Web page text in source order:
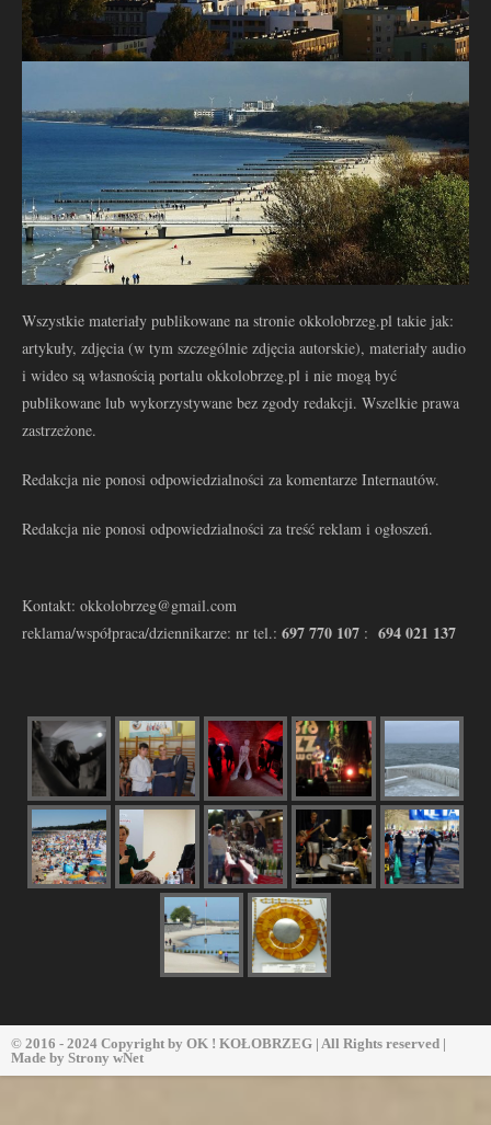
Wszystkie materiały publikowane na stronie okkolobrzeg.pl takie jak:
artykuły, zdjęcia (w tym szczególnie zdjęcia autorskie), materiały audio
i wideo są własnością portalu okkolobrzeg.pl i nie mogą być
publikowane lub wykorzystywane bez zgody redakcji. Wszelkie prawa
zastrzeżone.
Redakcja nie ponosi odpowiedzialności za komentarze Internautów.
Redakcja nie ponosi odpowiedzialności za treść reklam i ogłoszeń.
Kontakt: okkolobrzeg@gmail.com
reklama/współpraca/dziennikarze: nr tel.: 697 770 107 : 694 021 137
© 2016 - 2024 Copyright by OK ! KOŁOBRZEG | All Rights reserved |
Made by Strony wNet